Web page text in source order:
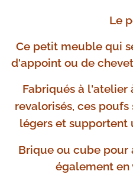
Le
Ce petit meuble qui
d'appoint ou de
Fabriqués à l'atelier
revalorisés, ces
légers et supportent
Brique ou cube pour
également en